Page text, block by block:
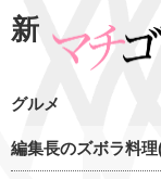
新
グルメ
編集長のズボラ料